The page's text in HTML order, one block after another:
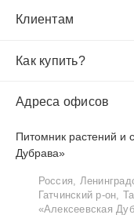
Клиентам
Как купить?
Адреса офисов
Питомник растений и
Дубрава»
Россия,
Гатчинский р‑он,
«Алексеевская